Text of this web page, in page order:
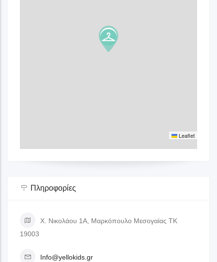
Leaflet
Πληροφορίες
Χ. Νικολάου 1Α, Μαρκόπουλο Μεσογαίας ΤΚ
19003
Info@yellokids.gr